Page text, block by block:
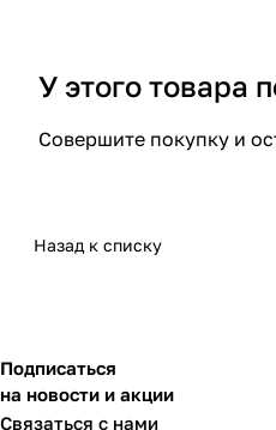
У этого товара
Совершите покупку и
Назад к списку
Подписаться
на новости и акции
Связаться с нами